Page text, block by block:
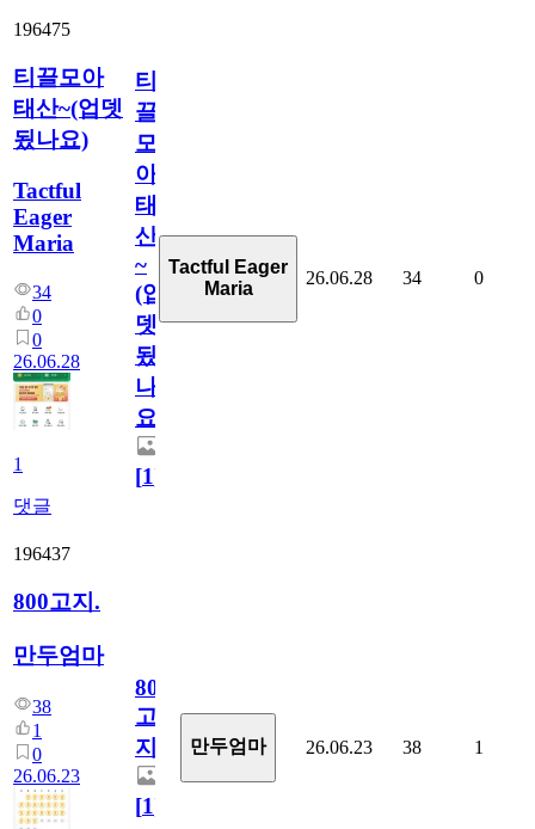
196475
티끌모아
태산~(업뎃
됬나요)
Tactful
Eager
Maria
34
0
0
26.06.28
1
댓글
티
끌
모
아
태
산
~
(업
뎃
됬
나
요)
[1]
Tactful Eager
Maria
26.06.28 34 0
196437
800고지.
만두엄마
38
1
0
26.06.23
800
고
지.
[1]
만두엄마 26.06.23 38 1